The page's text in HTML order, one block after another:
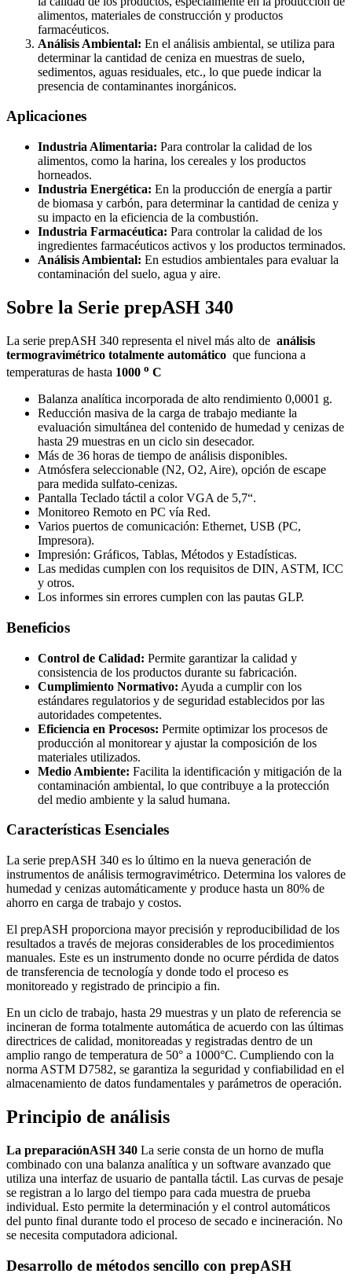
alimentos, materiales de construcción y productos
farmacéuticos.
Análisis Ambiental: En el análisis ambiental, se utiliza para
determinar la cantidad de ceniza en muestras de suelo,
sedimentos, aguas residuales, etc., lo que puede indicar la
presencia de contaminantes inorgánicos.
Aplicaciones
Industria Alimentaria: Para controlar la calidad de los
alimentos, como la harina, los cereales y los productos
horneados.
Industria Energética: En la producción de energía a partir
de biomasa y carbón, para determinar la cantidad de ceniza y
su impacto en la eficiencia de la combustión.
Industria Farmacéutica: Para controlar la calidad de los
ingredientes farmacéuticos activos y los productos terminados.
Análisis Ambiental: En estudios ambientales para evaluar la
contaminación del suelo, agua y aire.
Sobre la Serie prepASH 340
La serie prepASH 340 representa el nivel más alto de análisis
termogravimétrico totalmente automático que funciona a
temperaturas de hasta 1000 o C
Balanza analítica incorporada de alto rendimiento 0,0001 g.
Reducción masiva de la carga de trabajo mediante la
evaluación simultánea del contenido de humedad y cenizas de
hasta 29 muestras en un ciclo sin desecador.
Más de 36 horas de tiempo de análisis disponibles.
Atmósfera seleccionable (N2, O2, Aire), opción de escape
para medida sulfato-cenizas.
Pantalla Teclado táctil a color VGA de 5,7“.
Monitoreo Remoto en PC vía Red.
Varios puertos de comunicación: Ethernet, USB (PC,
Impresora).
Impresión: Gráficos, Tablas, Métodos y Estadísticas.
Las medidas cumplen con los requisitos de DIN, ASTM, ICC
y otros.
Los informes sin errores cumplen con las pautas GLP.
Beneficios
Control de Calidad: Permite garantizar la calidad y
consistencia de los productos durante su fabricación.
Cumplimiento Normativo: Ayuda a cumplir con los
estándares regulatorios y de seguridad establecidos por las
autoridades competentes.
Eficiencia en Procesos: Permite optimizar los procesos de
producción al monitorear y ajustar la composición de los
materiales utilizados.
Medio Ambiente: Facilita la identificación y mitigación de la
contaminación ambiental, lo que contribuye a la protección
del medio ambiente y la salud humana.
Características Esenciales
La serie prepASH 340 es lo último en la nueva generación de
instrumentos de análisis termogravimétrico. Determina los valores de
humedad y cenizas automáticamente y produce hasta un 80% de
ahorro en carga de trabajo y costos.
El prepASH proporciona mayor precisión y reproducibilidad de los
resultados a través de mejoras considerables de los procedimientos
manuales. Este es un instrumento donde no ocurre pérdida de datos
de transferencia de tecnología y donde todo el proceso es
monitoreado y registrado de principio a fin.
En un ciclo de trabajo, hasta 29 muestras y un plato de referencia se
incineran de forma totalmente automática de acuerdo con las últimas
directrices de calidad, monitoreadas y registradas dentro de un
amplio rango de temperatura de 50° a 1000°C. Cumpliendo con la
norma ASTM D7582, se garantiza la seguridad y confiabilidad en el
almacenamiento de datos fundamentales y parámetros de operación.
Principio de análisis
La preparaciónASH 340 La serie consta de un horno de mufla
combinado con una balanza analítica y un software avanzado que
utiliza una interfaz de usuario de pantalla táctil. Las curvas de pesaje
se registran a lo largo del tiempo para cada muestra de prueba
individual. Esto permite la determinación y el control automáticos
del punto final durante todo el proceso de secado e incineración. No
se necesita computadora adicional.
Desarrollo de métodos sencillo con prepASH